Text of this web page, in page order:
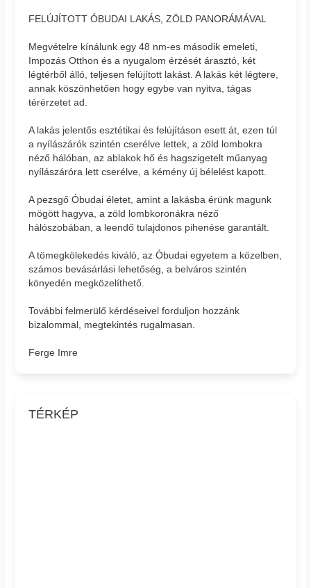
FELÚJÍTOTT ÓBUDAI LAKÁS, ZÖLD PANORÁMÁVAL
Megvételre kínálunk egy 48 nm-es második emeleti,
Impozás Otthon és a nyugalom érzését árasztó, két
légtérből álló, teljesen felújított lakást. A lakás két légtere,
annak köszönhetően hogy egybe van nyitva, tágas
térérzetet ad.
A lakás jelentős esztétikai és felújításon esett át, ezen túl
a nyílászárók szintén cserélve lettek, a zöld lombokra
néző hálóban, az ablakok hő és hagszigetelt műanyag
nyílászáróra lett cserélve, a kémény új bélelést kapott.
A pezsgő Óbudai életet, amint a lakásba érünk magunk
mögött hagyva, a zöld lombkoronákra néző
hálószobában, a leendő tulajdonos pihenése garantált.
A tömegkölekedés kiváló, az Óbudai egyetem a közelben,
számos bevásárlási lehetőség, a belváros szintén
könyedén megközelíthető.
További felmerülő kérdéseivel forduljon hozzánk
bizalommal, megtekintés rugalmasan.
Ferge Imre
TÉRKÉP